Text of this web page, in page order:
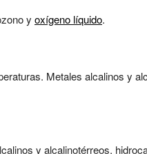
y oxígeno líquido.
Metales alcalinos y
y alcalinotérreos,